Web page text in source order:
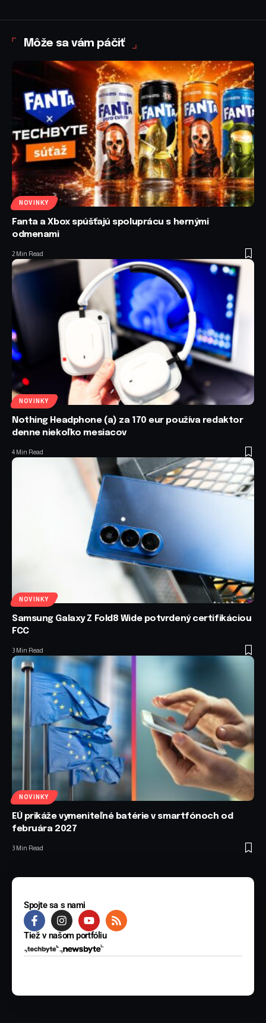
Môže sa vám páčiť
NOVINKY
Fanta a Xbox spúšťajú spoluprácu s hernými
odmenami
2 Min Read
NOVINKY
Nothing Headphone (a) za 170 eur používa redaktor
denne niekoľko mesiacov
4 Min Read
NOVINKY
Samsung Galaxy Z Fold8 Wide potvrdený certifikáciou
FCC
3 Min Read
NOVINKY
EÚ prikáže vymeniteľné batérie v smartfónoch od
februára 2027
3 Min Read
Spojte sa s nami
Tiež v našom portfóliu